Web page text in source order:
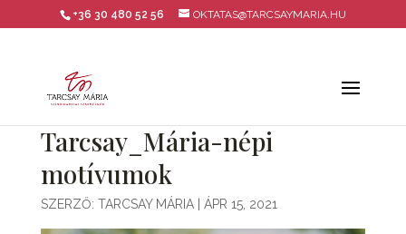
+36 30 480 52 56 OKTATAS@TARCSAYMARIA.HU
Tarcsay_Mária-népi
motívumok
SZERZŐ: TARCSAY MÁRIA| ÁPR 15, 2021